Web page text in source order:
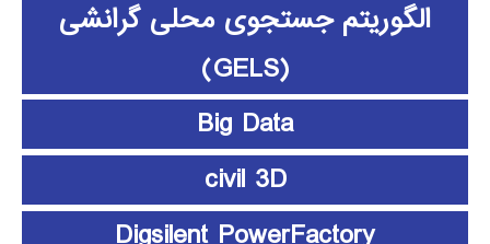
الگوریتم جستجوی محلی گرانشی
(GELS)
Big Data
civil 3D
Digsilent PowerFactory